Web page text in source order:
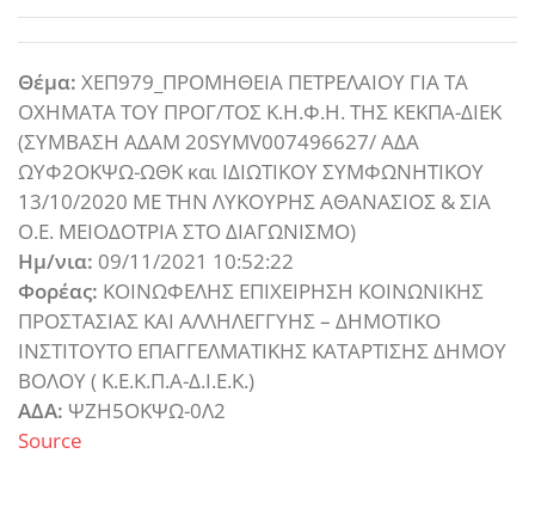
Θέμα: ΧΕΠ979_ΠΡΟΜΗΘΕΙΑ ΠΕΤΡΕΛΑΙΟΥ ΓΙΑ ΤΑ
ΟΧΗΜΑΤΑ ΤΟΥ ΠΡΟΓ/ΤΟΣ Κ.Η.Φ.Η. ΤΗΣ ΚΕΚΠΑ-ΔΙΕΚ
(ΣΥΜΒΑΣΗ ΑΔΑΜ 20SYMV007496627/ AΔΑ
ΩΥΦ2ΟΚΨΩ-ΩΘΚ και ΙΔΙΩΤΙΚΟΥ ΣΥΜΦΩΝΗΤΙΚΟΥ
13/10/2020 ΜΕ ΤΗΝ ΛΥΚΟΥΡΗΣ ΑΘΑΝΑΣΙΟΣ & ΣΙΑ
Ο.Ε. ΜΕΙΟΔΟΤΡΙΑ ΣΤΟ ΔΙΑΓΩΝΙΣΜΟ)
Ημ/νια: 09/11/2021 10:52:22
Φορέας: ΚΟΙΝΩΦΕΛΗΣ ΕΠΙΧΕΙΡΗΣΗ ΚΟΙΝΩΝΙΚΗΣ
ΠΡΟΣΤΑΣΙΑΣ ΚΑΙ ΑΛΛΗΛΕΓΓΥΗΣ – ΔΗΜΟΤΙΚΟ
ΙΝΣΤΙΤΟΥΤΟ ΕΠΑΓΓΕΛΜΑΤΙΚΗΣ ΚΑΤΑΡΤΙΣΗΣ ΔΗΜΟΥ
ΒΟΛΟΥ ( Κ.Ε.Κ.Π.Α-Δ.Ι.Ε.Κ.)
ΑΔΑ: ΨΖΗ5ΟΚΨΩ-0Λ2
Source